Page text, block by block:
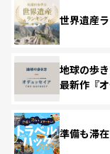
世界遺産
地球の歩
最新作『
準備も滞